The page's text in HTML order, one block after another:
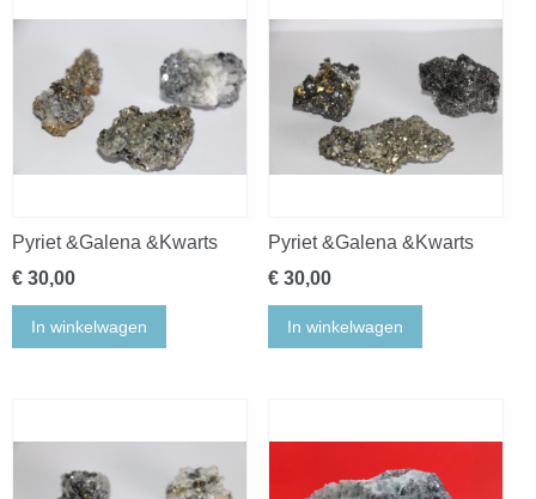
Pyriet &Galena &Kwarts
€ 30,00
In winkelwagen
Pyriet &Galena &Kwarts
€ 30,00
In winkelwagen